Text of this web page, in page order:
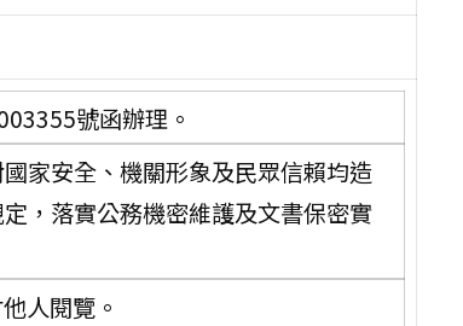
號函辦理。
家安全、機關形象及民眾信賴均造
，落實公務機密維護及文書保密實
人閱覽。